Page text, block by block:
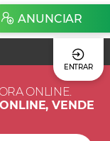
ENTRAR
ANUNCIAR
ONLINE.
VENDE